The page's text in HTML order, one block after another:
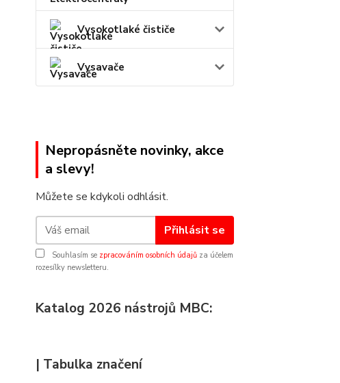
Vysokotlaké čističe
Vysavače
Nepropásněte novinky, akce
a slevy!
Můžete se kdykoli odhlásit.
Přihlásit se
Souhlasím se zpracováním osobních údajů za účelem
rozesílky newsletteru.
Katalog 2026 nástrojů MBC:
| Tabulka značení